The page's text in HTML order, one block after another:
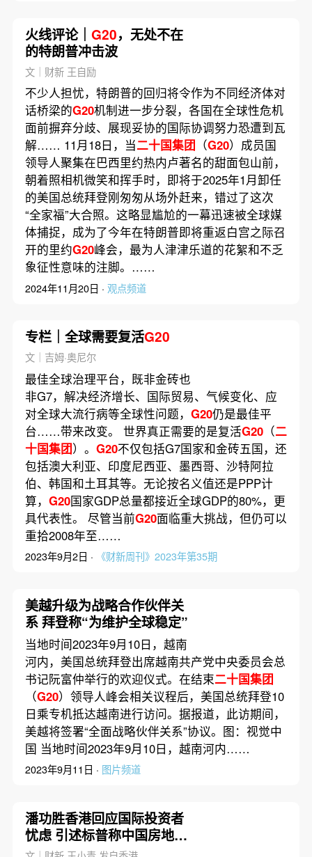
火线评论｜ G20，无处不在
的特朗普冲击波
文｜财新 王自励
不少人担忧，特朗普的回归将令作为不同经济体对
话桥梁的G20机制进一步分裂，各国在全球性危机
面前摒弃分歧、展现妥协的国际协调努力恐遭到瓦
解…… 11月18日，当二十国集团 （G20）成员国
领导人聚集在巴西里约热内卢著名的甜面包山前，
朝着照相机微笑和挥手时，即将于2025年1月卸任
的美国总统拜登刚匆匆从场外赶来，错过了这次
“全家福”大合照。这略显尴尬的一幕迅速被全球媒
体捕捉，成为了今年在特朗普即将重返白宫之际召
开的里约G20峰会，最为人津津乐道的花絮和不乏
象征性意味的注脚。……
2024年11月20日 · 观点频道
专栏｜全球需要复活G20
文｜吉姆·奥尼尔
最佳全球治理平台，既非金砖也
非G7，解决经济增长、国际贸易、气候变化、应
对全球大流行病等全球性问题， G20仍是最佳平
台……带来改变。 世界真正需要的是复活G20（二
十国集团）。 G20不仅包括G7国家和金砖五国，还
包括澳大利亚、印度尼西亚、墨西哥、沙特阿拉
伯、韩国和土耳其等。无论按名义值还是PPP计
算， G20国家GDP总量都接近全球GDP的80%，更
具代表性。 尽管当前G20面临重大挑战，但仍可以
重拾2008年至……
2023年9月2日 · 《财新周刊》2023年第35期
美越升级为战略合作伙伴关
系 拜登称“为维护全球稳定”
当地时间2023年9月10日，越南
河内，美国总统拜登出席越南共产党中央委员会总
书记阮富仲举行的欢迎仪式。在结束二十国集团
（G20）领导人峰会相关议程后，美国总统拜登10
日乘专机抵达越南进行访问。据报道，此访期间，
美越将签署“全面战略伙伴关系”协议。图：视觉中
国 当地时间2023年9月10日，越南河内……
2023年9月11日 · 图片频道
潘功胜香港回应国际投资者
忧虑 引述标普称中国房地产
已接近见底